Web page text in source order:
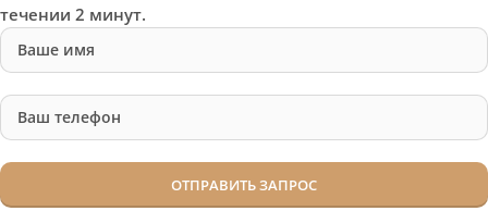
течении 2 минут.